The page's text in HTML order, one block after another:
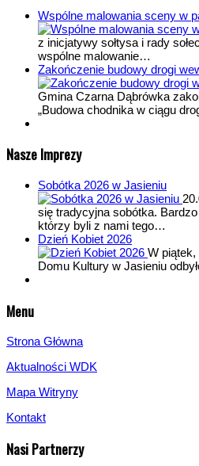
Wspólne malowania sceny w
z inicjatywy sołtysa i rady
wspólne malowanie…
Zakończenie budowy drogi
Gmina Czarna Dąbrówka
„Budowa chodnika w ciągu
Nasze Imprezy
Sobótka 2026 w Jasieniu
się tradycyjna sobótka.
którzy byli z nami tego…
Dzień Kobiet 2026
W piątek,
Domu Kultury w Jasieniu
Menu
Strona Główna
Aktualności WDK
Mapa Witryny
Kontakt
Nasi Partnerzy